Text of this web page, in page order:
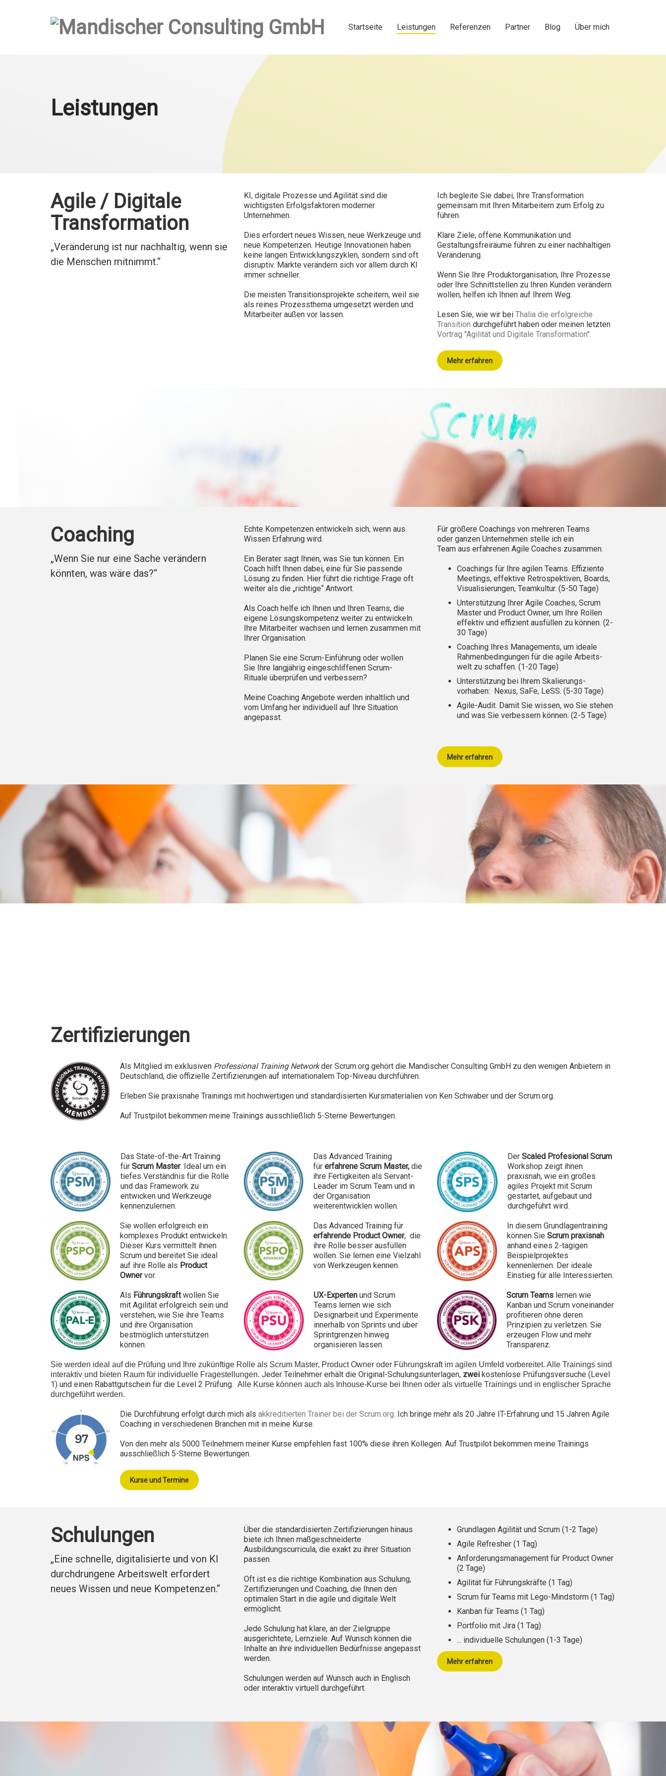
Startseite Leistungen Referenzen Partner Blog Über mich
Leistungen
Agile / Digitale
Transformation
„Veränderung ist nur nachhaltig, wenn sie
die Menschen mitnimmt.“
KI, digitale Prozesse und Agilität sind die
wichtigsten Erfolgsfaktoren moderner
Unternehmen.
Dies erfordert neues Wissen, neue Werkzeuge und
neue Kompetenzen. Heutige Innovationen haben
keine langen Entwicklungszyklen, sondern sind oft
disruptiv. Märkte verändern sich vor allem durch KI
immer schneller.
Die meisten Transitionsprojekte scheitern, weil sie
als reines Prozessthema umgesetzt werden und
Mitarbeiter außen vor lassen.
Ich begleite Sie dabei, Ihre Transformation
gemeinsam mit Ihren Mitarbeitern zum Erfolg zu
führen.
Klare Ziele, offene Kommunikation und
Gestaltungsfreiräume führen zu einer nachhaltigen
Veränderung.
Wenn Sie Ihre Produktorganisation, Ihre Prozesse
oder Ihre Schnittstellen zu Ihren Kunden verändern
wollen, helfen ich Ihnen auf Ihrem Weg.
Lesen Sie, wie wir bei Thalia die erfolgreiche
Transition durchgeführt haben oder meinen letzten
Vortrag "Agilität und Digitale Transformation".
Mehr erfahren
Coaching
„Wenn Sie nur eine Sache verändern
könnten, was wäre das?“
Echte Kompetenzen entwickeln sich, wenn aus
Wissen Erfahrung wird.
Ein Berater sagt hnen, was Sie tun können. Ein
Coach hilft Ihnen dabei, eine für Sie passende
Lösung zu finden. Hier führt die richtige Frage oft
weiter als die „richtige“ Antwort.
Als Coach helfe ich hnen und
hren Teams, die
eigene Lösungskompetenz weiter zu entwickeln.
Ihre Mitarbeiter wachsen und lernen zusammen mit
Ihrer Organisation.
Planen Sie eine Scrum-Einführung oder wollen
Sie
hre langjährig eingeschliffenen Scrum-
Rituale überprüfen und verbessern?
Meine Coaching Angebote werden inhaltlich und
vom Umfang her individuell auf Ihre Situation
angepasst.
Für größere Coachings von mehreren Teams
oder ganzen Unternehmen stelle ich ein
Team aus erfahrenen Agile Coaches zusammen.
Coachings für Ihre agilen Teams. Effiziente
Meetings, effektive Retrospektiven, Boards,
Visualisierungen, Teamkultur. (5-50 Tage)
Unterstützung Ihrer Agile Coaches, Scrum
Master und Product Owner, um Ihre Rollen
effektiv und effizient ausfüllen zu können. (2-
30 Tage)
Coaching Ihres Managements, um ideale
Rahmenbedingungen für die agile Arbeits-
welt zu schaffen. (1-20 Tage)
Unterstützung bei Ihrem Skalierungs-
vorhaben: Nexus, SaFe, LeSS. (5-30 Tage)
Agile-Audit. Damit Sie wissen, wo Sie stehen
und was Sie verbessern können. (2-5 Tage)
Mehr erfahren
Zertifizierungen
Als Mitglied im exklusiven Professional Training Networkder Scrum.org gehört die Mandischer Consulting GmbH zu den wenigen Anbietern in
Deutschland, die offizielle Zertifizierungen auf internationalem Top-Niveau durchführen.
Erleben Sie praxisnahe Trainings mit hochwertigen und standardisierten Kursmaterialien von Ken Schwaber und der Scrum.org.
Auf Trustpilot bekommen meine Trainings ausschließlich 5-Sterne Bewertungen.
Das State-of-the-Art Training
für Scrum Master. Ideal um ein
tiefes Verständnis für die Rolle
und das Framework zu
entwicken und Werkzeuge
kennenzulernen.
Sie wollen erfolgreich ein
komplexes Produkt entwickeln.
Dieser Kurs vermittelt ihnen
Scrum und bereitet Sie ideal
auf ihre Rolle als Product
Owner vor.
Das Advanced Training
für erfahrene Scrum Master, die
ihre Fertigkeiten als Servant-
Leader im Scrum Team und in
der Organisation
weiterentwicklen wollen.
Das Advanced Training für
erfahrende Product Owner, die
ihre Rolle besser ausfüllen
wollen. Sie lernen eine Vielzahl
von Werkzeugen kennen.
Der Scaled Profesional Scrum
Workshop zeigt ihnen
praxisnah, wie ein großes
agiles Projekt mit Scrum
gestartet, aufgebaut und
durchgeführt wird.
In diesem Grundlagentraining
können Sie Scrum praxisnah
anhand eines 2-tägigen
Beispielprojektes
kennenlernen. Der ideale
Einstieg für alle Interessierten.
Als Führungskraftwollen Sie
mit Agilität erfolgreich sein und
verstehen, wie Sie ihre Teams
und ihre Organisation
bestmöglich unterstützen
können.
UX-Experten und Scrum
Teams lernen wie sich
Designarbeit und Experimente
innerhalb von Sprints und über
Sprintgrenzen hinweg
organisieren lassen.
Scrum Teams lernen wie
Kanban und Scrum voneinander
profitieren ohne deren
Prinzipien zu verletzen. Sie
erzeugen Flow und mehr
Transparenz.
Sie werden ideal auf die Prüfung und Ihre zukünftige Rolle als Scrum Master, Product Owner oder Führungskraft im agilen Umfeld vorbereitet. Alle Trainings sind
interaktiv und bieten Raum für individuelle Fragestellungen. Jeder Teilnehmer erhält die Original-Schulungsunterlagen, zwei kostenlose Prüfungsversuche (Level
1) und einen Rabattgutschein für die Level 2 Prüfung. Alle Kurse können auch als Inhouse-Kurse bei Ihnen oder als virtuelle Trainings und in englischer Sprache
durchgeführt werden.
Die Durchführung erfolgt durch mich als akkreditierten Trainer bei der Scrum.org. Ich bringe mehr als 20 Jahre IT-Erfahrung und 15 Jahren Agile
Coaching in verschiedenen Branchen mit in meine Kurse.
Von den mehr als 5000 Teilnehmern meiner Kurse empfehlen fast 100% diese ihren Kollegen. Auf Trustpilot bekommen meine Trainings
ausschließlich 5-Sterne Bewertungen.
Kurse und Termine
Schulungen
„Eine schnelle, digitalisierte und von KI
durchdrungene Arbeitswelt erfordert
neues Wissen und neue Kompetenzen.“
Über die standardisierten Zertifizierungen hinaus
biete ich Ihnen maßgeschneiderte
Ausbildungscurricula, die exakt zu ihrer Situation
passen.
Oft ist es die richtige Kombination aus Schulung,
Zertifizierungen und Coaching, die Ihnen den
optimalen Start in die agile und digitale Welt
ermöglicht.
Jede Schulung hat klare, an der Zielgruppe
ausgerichtete, Lernziele. Auf Wunsch können die
Inhalte an ihre individuellen Bedürfnisse angepasst
werden.
Schulungen werden auf Wunsch auch in Englisch
oder interaktiv virtuell durchgeführt.
Grundlagen Agilität und Scrum (1-2 Tage)
Agile Refresher (1 Tag)
Anforderungsmanagement für Product Owner
(2 Tage)
Agilität für Führungskräfte (1 Tag)
Scrum für Teams mit Lego-Mindstorm (1 Tag)
Kanban für Teams (1 Tag)
Portfolio mit Jira (1 Tag)
... individuelle Schulungen (1-3 Tage)
Mehr erfahren